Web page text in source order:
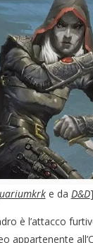
e da D&D]
è l’attacco
appartenente